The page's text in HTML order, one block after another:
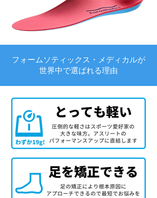
フォームソティックス・メディカルが
世界中で選ばれる理由